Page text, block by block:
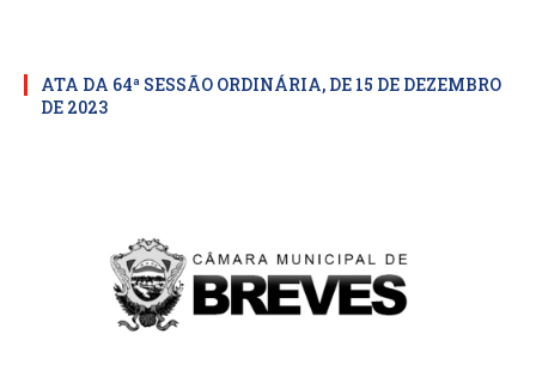
ATA DA 64ª SESSÃO ORDINÁRIA, DE 15 DE DEZEMBRO
DE 2023